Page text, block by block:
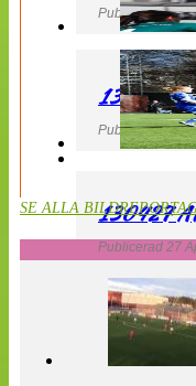
Publicerad 27
130427
Publicerad 27
130427
Publicerad 27
SE ALLA